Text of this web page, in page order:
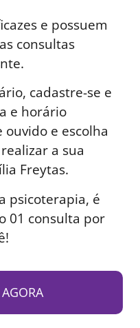
e possuem
consultas
cadastre-se e
e horário
ouvido e escolha
a sua
Freytas.
psicoterapia, é
01 consulta por